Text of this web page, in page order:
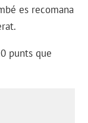
es recomana
punts que